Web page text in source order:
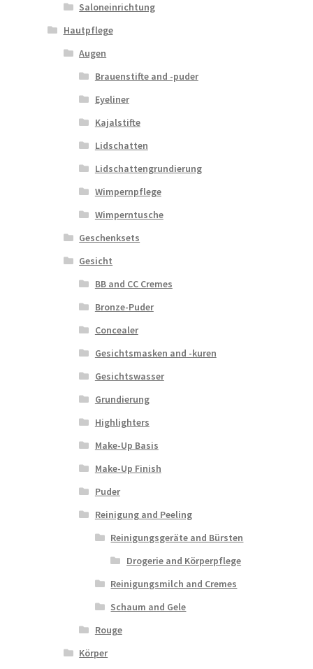
Saloneinrichtung
Hautpflege
Augen
Brauenstifte and -puder
Eyeliner
Kajalstifte
Lidschatten
Lidschattengrundierung
Wimpernpflege
Wimperntusche
Geschenksets
Gesicht
BB and CC Cremes
Bronze-Puder
Concealer
Gesichtsmasken and -kuren
Gesichtswasser
Grundierung
Highlighters
Make-Up Basis
Make-Up Finish
Puder
Reinigung and Peeling
Reinigungsgeräte and Bürsten
Drogerie and Körperpflege
Reinigungsmilch and Cremes
Schaum and Gele
Rouge
Körper